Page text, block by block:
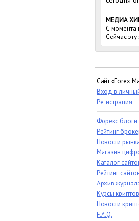
МЕДИА
С момента
Сейчас
Сайт «Forex
Вход в
Регистрация
Форекс блоги
Рейтинг
Новости
Магазин
Каталог
Рейтинг
Архив
Курсы
Новости
F.A.Q.